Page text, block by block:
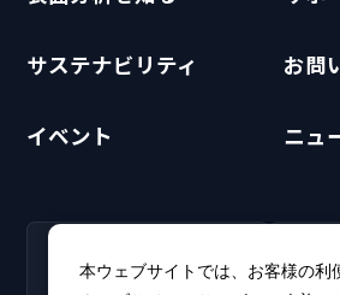
サステナビリティ お問
イベント ニュ
採用情報
本ウェブサイトでは、お客様の利